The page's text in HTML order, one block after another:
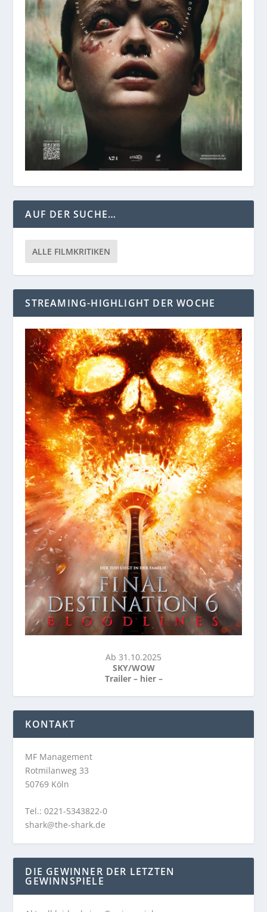
AUF DER SUCHE…
ALLE FILMKRITIKEN
STREAMING-HIGHLIGHT DER WOCHE
Ab 31.10.2025
SKY/WOW
Trailer – hier –
KONTAKT
MF Management
Rotmilanweg 33
50769 Köln
Tel.: 0221-5343822-0
shark@the-shark.de
DIE GEWINNER DER LETZTEN
GEWINNSPIELE